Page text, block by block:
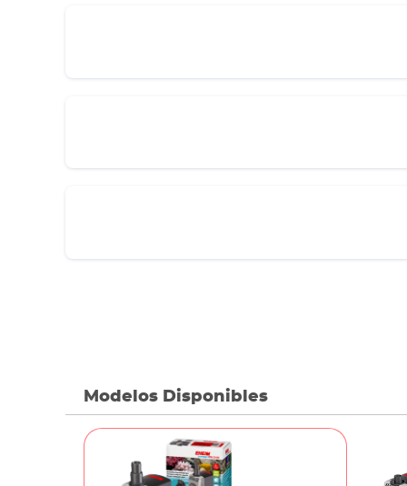
Modelos Disponibles